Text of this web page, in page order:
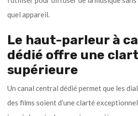
quel appareil.
Le haut-parleur à
dédié offre une
supérieure
Un canal central dédié permet que les
des films soient d’une clarté